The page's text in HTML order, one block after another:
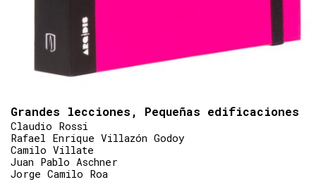
Grandes lecciones, Pequeñas edificaciones
Claudio Rossi
Rafael Enrique Villazón Godoy
Camilo Villate
Juan Pablo Aschner
Jorge Camilo Roa